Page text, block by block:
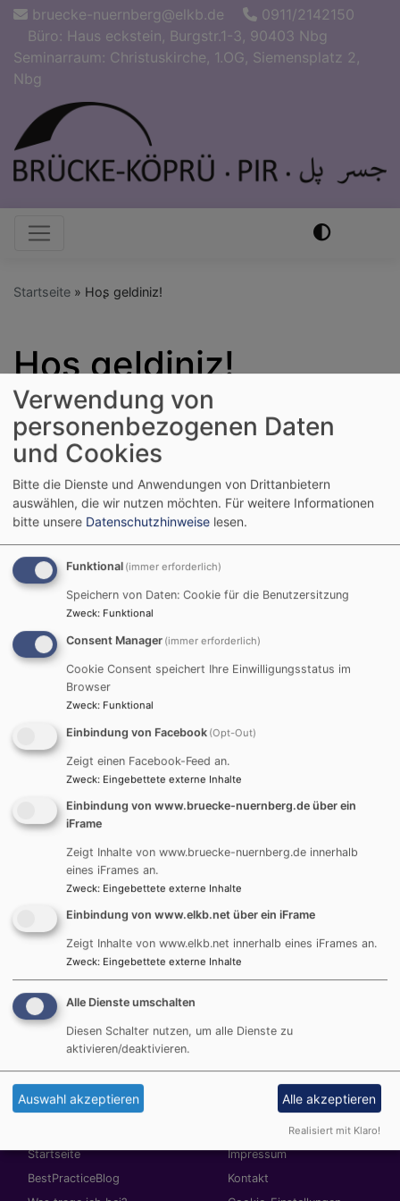
Direkt
Inhalt
bruecke-nuernberg@elkb.de
0911/2142150
Büro: Haus eckstein, Burgstr.1-3, 90403 Nbg
Seminarraum: Christuskirche, 1.OG, Siemensplatz 2,
Nbg
Hauptnavigation
Startseite Hoʂ geldiniz!
Hoʂ geldiniz!
Buluṣma Merkezi BRÜCKE-KÖPRÜ Bayern – Nürnberg
Dekanlığı`na bağlı Protestan-Lutherisch Kilise`sine ait
beri Hıristiyan ve Müslümanlar arasında sürekli ve
düzenli diyalog çalıṣmaları sürdüren bir öğrenim
Dini ve dünyaya bakıṣ açısı sürekli ve çok yönlü
geliṣen toplumumuzda Hıristiyan ve Müslüman`lardan
oluṣan çalıṣma timi olarak ṣunu her zaman yeniden
soruyoruz: İçinde bulunduğumuz bu zamanda dinler
arası beraber yaṣamın zorlukları nelerdir? Bu Laik
toplum düzenimizin çerçevesi kapsamında huzurlu bir
beraber yaṣamın mümkün olabilmesi için dinlerin
katkılarının neler olduğunu soruyoruz.
Gostenhof`daki kurumumuzda ve çeṣitli partnerlerle
yaptığımiz kooperatif çalıṣmalarımzla Anne-baba ve
Çocuklar -Grubu, Kadınlar ve Erkeklere yönelik çeṣitli
uzanan çeṣitli dinler arası hizmetler sunmaktayız .
Çalıṣmalarımızı bulunduğumuz bölgedeki kilise ve
camii cemaatleri ve ayn zamanda çevremizdeki
organizasyon ve dernekler le beraber gerçekleṣtiriyor.
Sunumlarda, seminerlerde ve gezilerde yaptığımız
tecrübelerimizi aktarıyoruz.
„Ancak bir araya gelirsek, kim olduğumuzu biliriz“.
Buluṣma yeri BRÜCKE-KÖPRÜ iki yönlü bir öğrenme
ortamıdır. Bir taraftan hıristiyan ve müslümanların
buluṣtuğu, diğer tarafdan da öbür dini daha iyi tanıma
imkanının bulunduğu bir yerdir. Bu aynı zamanda da
kendi dinini daha iyi anlamak ve kendi inancını daha iyi
anlatabilmek için bir ṣanstır.
Hauptnavigation
Startseite
BestPracticeBlog
Fußbereichsmenü
Impressum
Kontakt
Verwendung von
personenbezogenen Daten
und Cookies
Bitte die Dienste und Anwendungen von Drittanbietern
auswählen, die wir nutzen möchten. Für weitere Informationen
bitte unsere Datenschutzhinweise lesen.
Funktional (immer erforderlich)
Speichern von Daten: Cookie für die Benutzersitzung
Zweck: Funktional
Consent Manager (immer erforderlich)
Cookie Consent speichert Ihre Einwilligungsstatus im
Browser
Zweck: Funktional
Einbindung von Facebook (Opt-Out)
Zeigt einen Facebook-Feed an.
Zweck: Eingebettete externe Inhalte
Einbindung von www.bruecke-nuernberg.de über ein
iFrame
Zeigt Inhalte von www.bruecke-nuernberg.de innerhalb
eines iFrames an.
Zweck: Eingebettete externe Inhalte
Einbindung von www.elkb.net über ein iFrame
Zeigt Inhalte von www.elkb.net innerhalb eines iFrames an.
Zweck: Eingebettete externe Inhalte
Alle Dienste umschalten
Diesen Schalter nutzen, um alle Dienste zu
aktivieren/deaktivieren.
Auswahl akzeptieren Alle akzeptieren
Realisiert mit Klaro!